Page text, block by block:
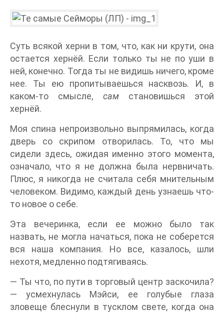
Суть всякой херни в том, что, как ни крути, она
остается хернёй. Если только ты не по уши в
ней, конечно. Тогда ты не видишь ничего, кроме
нее. Ты ею пропитываешься насквозь. И, в
каком-то смысле, самстановишься этой
хернёй.
Моя спина непроизвольно выпрямилась, когда
дверь со скрипом отворилась. То, что мы
сидели здесь, ожидая именно этого момента,
означало, что я не должна была нервничать.
Плюс, я никогда не считала себя мнительным
человеком. Видимо, каждый день узнаешь что-
то новое о себе.
Эта вечеринка, если ее можно было так
назвать, не могла начаться, пока не соберется
вся наша компания. Но все, казалось, шли
нехотя, медленно подтягиваясь.
— Ты что, по пути в торговый центр заскочила?
— усмехнулась Мэйси, ее голубые глаза
зловеще блеснули в тусклом свете, когда она